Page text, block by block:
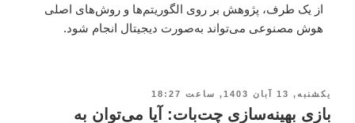
از یک طرف، پژوهش بر روی الگوریتم‌ها و روش‌های اصلی
هوش مصنوعی می‌تواند به‌صورت دیجیتال انجام شود.
یکشنبه, 13 آبان 1403, ساعت 18:27
بازی بهینه‌سازی چت‌بات: آیا می‌توان به